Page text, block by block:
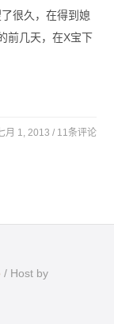
很久，在得到媳
前几天，在X宝下
月 1, 2013 / 11条评论
/ Host by